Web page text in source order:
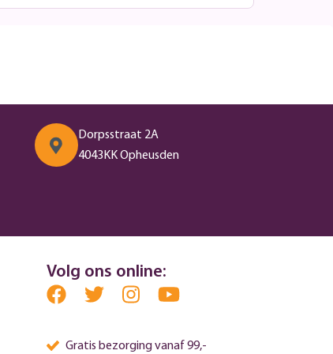
Dorpsstraat 2A
4043KK Opheusden
Volg ons online:
Gratis bezorging vanaf 99,-